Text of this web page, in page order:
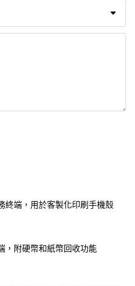
終端，用於客製化印刷手機殼
，附硬幣和紙幣回收功能